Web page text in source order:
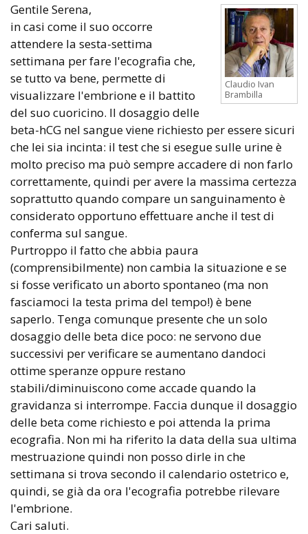
Claudio Ivan
Brambilla
Gentile Serena,
in casi come il suo occorre
attendere la sesta-settima
settimana per fare l'ecografia che,
se tutto va bene, permette di
visualizzare l'embrione e il battito
del suo cuoricino. Il dosaggio delle
beta-hCG nel sangue viene richiesto per essere sicuri
che lei sia incinta: il test che si esegue sulle urine è
molto preciso ma può sempre accadere di non farlo
correttamente, quindi per avere la massima certezza
soprattutto quando compare un sanguinamento è
considerato opportuno effettuare anche il test di
conferma sul sangue.
Purtroppo il fatto che abbia paura
(comprensibilmente) non cambia la situazione e se
si fosse verificato un aborto spontaneo (ma non
fasciamoci la testa prima del tempo!) è bene
saperlo. Tenga comunque presente che un solo
dosaggio delle beta dice poco: ne servono due
successivi per verificare se aumentano dandoci
ottime speranze oppure restano
stabili/diminuiscono come accade quando la
gravidanza si interrompe. Faccia dunque il dosaggio
delle beta come richiesto e poi attenda la prima
ecografia. Non mi ha riferito la data della sua ultima
mestruazione quindi non posso dirle in che
settimana si trova secondo il calendario ostetrico e,
quindi, se già da ora l'ecografia potrebbe rilevare
l'embrione.
Cari saluti.